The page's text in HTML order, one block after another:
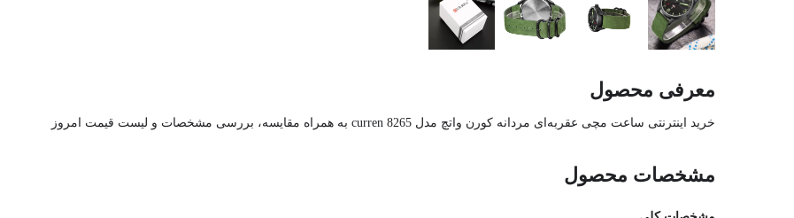
معرفی محصول
خرید اینترنتی ساعت مچی عقربه‌ای مردانه کورن واتچ مدل curren 8265 به همراه مقایسه، بررسی مشخصات و لیست قیمت امروز
مشخصات محصول